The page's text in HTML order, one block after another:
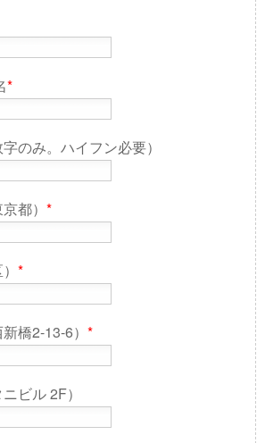
*
のみ。ハイフン必要）
都） *
*
橋2-13-6） *
ビル 2F）